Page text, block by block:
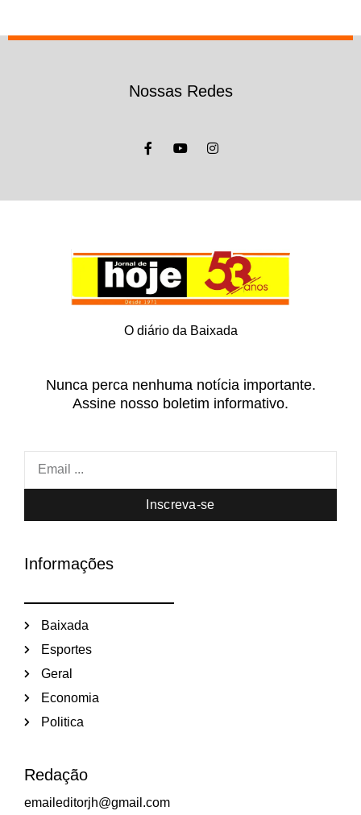
Nossas Redes
O diário da Baixada
Nunca perca nenhuma notícia importante.
Assine nosso boletim informativo.
Inscreva-se
Informações
Baixada
Esportes
Geral
Economia
Politica
Redação
emaileditorjh@gmail.com